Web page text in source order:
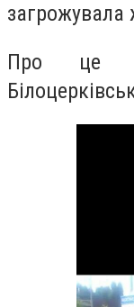
загрожувала
Про це